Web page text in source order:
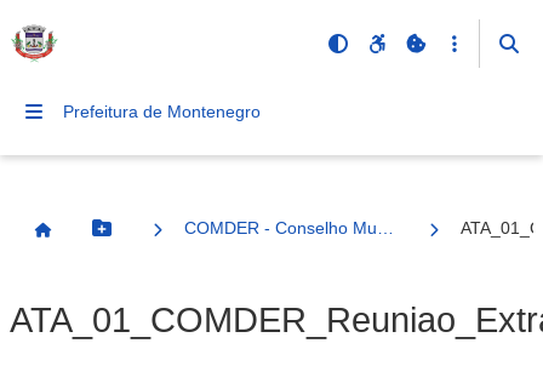
Prefeitura de Montenegro
Página InicialBotão Menu